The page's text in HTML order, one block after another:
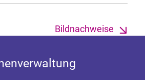
Bildnachweise